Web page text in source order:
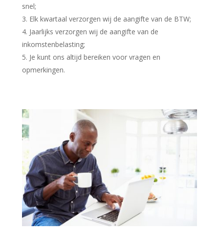
snel;
Elk kwartaal verzorgen wij de aangifte van de BTW;
Jaarlijks verzorgen wij de aangifte van de
inkomstenbelasting;
Je kunt ons altijd bereiken voor vragen en
opmerkingen.